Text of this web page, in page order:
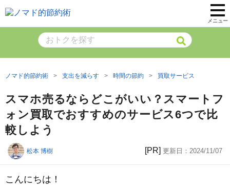
メニュー
ノマド的節約術 支出を減らす 時間の節約 買取サービス
スマホ売るならどこがいい？スマートフ
ォン買取でおすすめのサービス6つで比
較しよう
松本 博樹 [PR] 更新日： 2024/11/07
こんにちは！